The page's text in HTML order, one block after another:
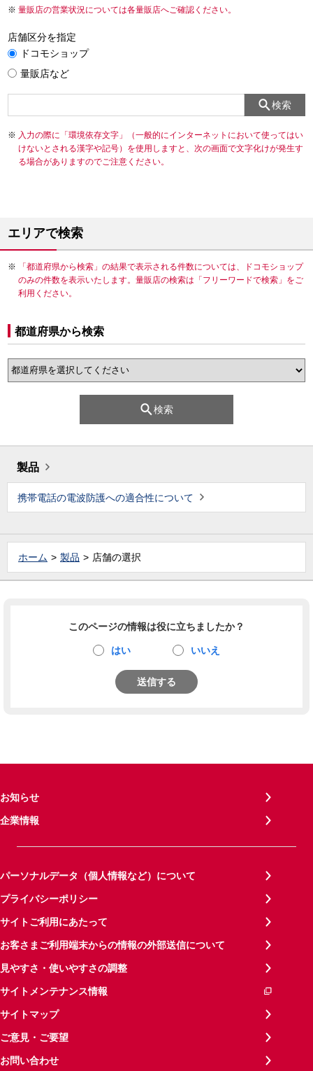
量販店の営業状況については各量販店へご確認ください。
店舗区分を指定
ドコモショップ
量販店など
検索
入力の際に「環境依存文字」（一般的にインターネットにおいて使ってはい
けないとされる漢字や記号）を使用しますと、次の画面で文字化けが発生す
る場合がありますのでご注意ください。
エリアで検索
「都道府県から検索」の結果で表示される件数については、ドコモショップ
のみの件数を表示いたします。量販店の検索は「フリーワードで検索」をご
利用ください。
都道府県から検索
検索
製品
携帯電話の電波防護への適合性について
ホーム 製品 店舗の選択
このページの情報は役に立ちましたか？
はい いいえ
送信する
お知らせ
企業情報
パーソナルデータ（個人情報など）について
プライバシーポリシー
サイトご利用にあたって
お客さまご利用端末からの情報の外部送信について
見やすさ・使いやすさの調整
サイトメンテナンス情報
サイトマップ
ご意見・ご要望
お問い合わせ